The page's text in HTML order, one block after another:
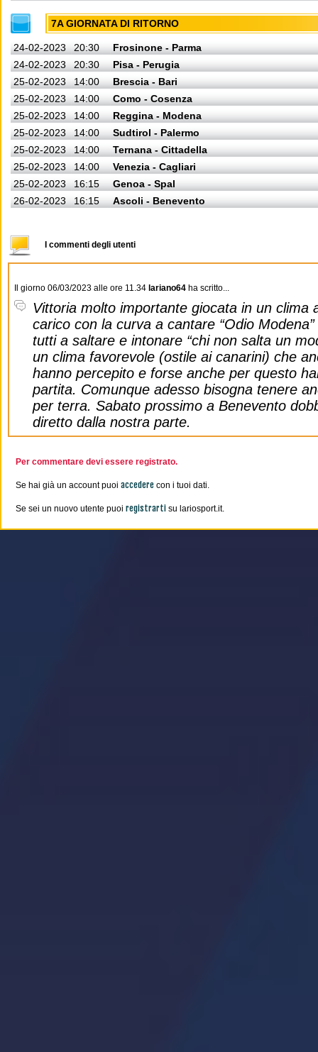
7A GIORNATA DI RITORNO
24-02-2023 20:30
Frosinone - Parma
24-02-2023
20:30
Pisa - Perugia
25-02-2023
14:00
Brescia - Bari
25-02-2023
14:00
Como - Cosenza
25-02-2023
14:00
Reggina - Modena
25-02-2023
14:00
Sudtirol - Palermo
25-02-2023
14:00
Ternana - Cittadella
25-02-2023
14:00
Venezia - Cagliari
25-02-2023
16:15
Genoa - Spal
26-02-2023
16:15 Ascoli - Benevento
I commenti degli utenti
Il giorno 06/03/2023 alle ore 11.34 lariano64 ha scritto...
Vittoria molto importante giocata in un clima
carico con la curva a cantare “Odio
tutti a saltare e intonare “chi non salta un
un clima favorevole (ostile ai canarini) che
hanno percepito e forse anche per questo
partita. Comunque adesso bisogna tenere
per terra. Sabato prossimo a Benevento
diretto dalla nostra parte.
Per commentare devi essere registrato.
Se hai già un account puoi accedere con i tuoi dati.
Se sei un nuovo utente puoi registrarti su lariosport.it.